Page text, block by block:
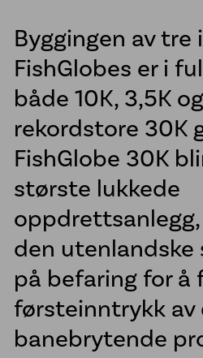
Plastsveis
VA infrastruktur
Prefabrikasjon
Sveisetjenester
Vannkummer i PE
McElroy
Line Tamer
Aktuelt
Om oss
Jobb hos oss
Byggingen av
FishGlobes er i
både 10K, 3,5K
rekordstore 30K
FishGlobe 30K
største lukkede
den
på befaring for å
førsteinntrykk av
banebrytende